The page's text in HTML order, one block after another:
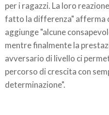
per i ragazzi. La loro
fatto la differenza" afferma
aggiunge "alcune
mentre finalmente la
avversario di livello ci
percorso di crescita con
determinazione".